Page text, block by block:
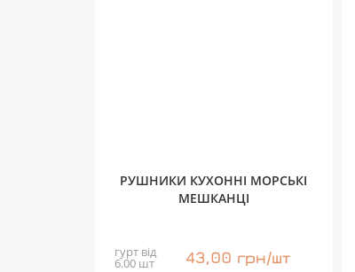
РУШНИКИ КУХОННІ МОРСЬКІ
МЕШКАНЦІ
гурт від
6.00 шт 43,00 грн/шт